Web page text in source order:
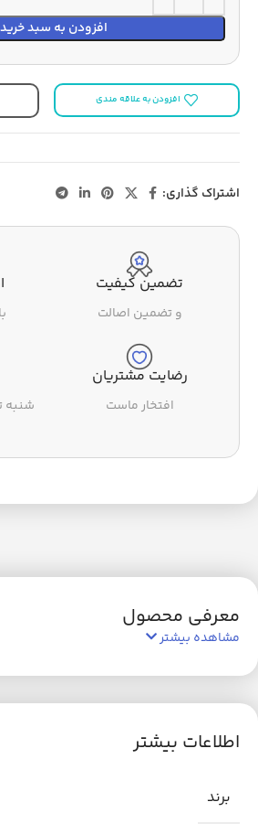
افزودن به سبد خرید
افزودن به علاقه مندی
اشتراک گذاری:
تضمین کیفیت
و تضمین اصالت
رضایت مشتریان
افتخار ماست شنبه تا
معرفی محصول
مشاهده بیشتر
اطلاعات بیشتر
برند